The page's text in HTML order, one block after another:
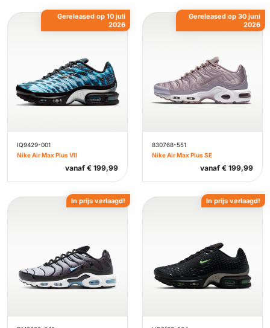
IQ9429-001
Nike Air Max Plus VII
vanaf € 199,99
Gereleased op 10 juli
2026
830768-551
Nike Air Max Plus SE
vanaf € 199,99
Gereleased op 30 juni
2026
In prijs verlaagd! In prijs verlaagd!